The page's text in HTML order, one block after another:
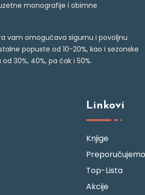
monografije i obimne
vam omogućava sigurnu i povoljnu
popuste od 10-20%, kao i sezonske
30%, 40%, pa čak i 50%.
Linkovi
Knjige
Preporučujemo
Top-Lista
Akcije